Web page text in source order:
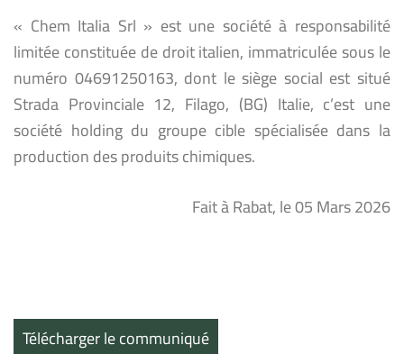
« Chem Italia Srl » est une société à responsabilité
limitée constituée de droit italien, immatriculée sous le
numéro 04691250163, dont le siège social est situé
Strada Provinciale 12, Filago, (BG) Italie, c’est une
société holding du groupe cible spécialisée dans la
production des produits chimiques.
Fait à Rabat, le 05 Mars 2026
Télécharger le communiqué